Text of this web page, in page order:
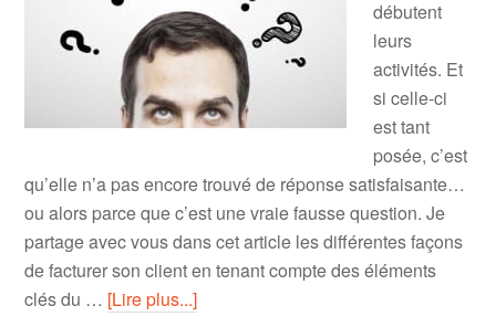
débutent
leurs
activités. Et
si celle-ci
est tant
posée, c’est
qu’elle n’a pas encore trouvé de réponse satisfaisante…
ou alors parce que c’est une vraie fausse question. Je
partage avec vous dans cet article les différentes façons
de facturer son client en tenant compte des éléments
clés du … [Lire plus...]